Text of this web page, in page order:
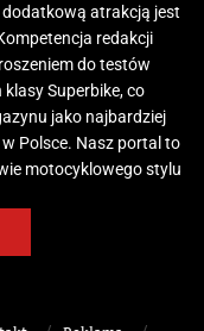
atrakcją jest
redakcji
do testów
Superbike, co
jako najbardziej
Polsce. Nasz portal to
motocyklowego stylu